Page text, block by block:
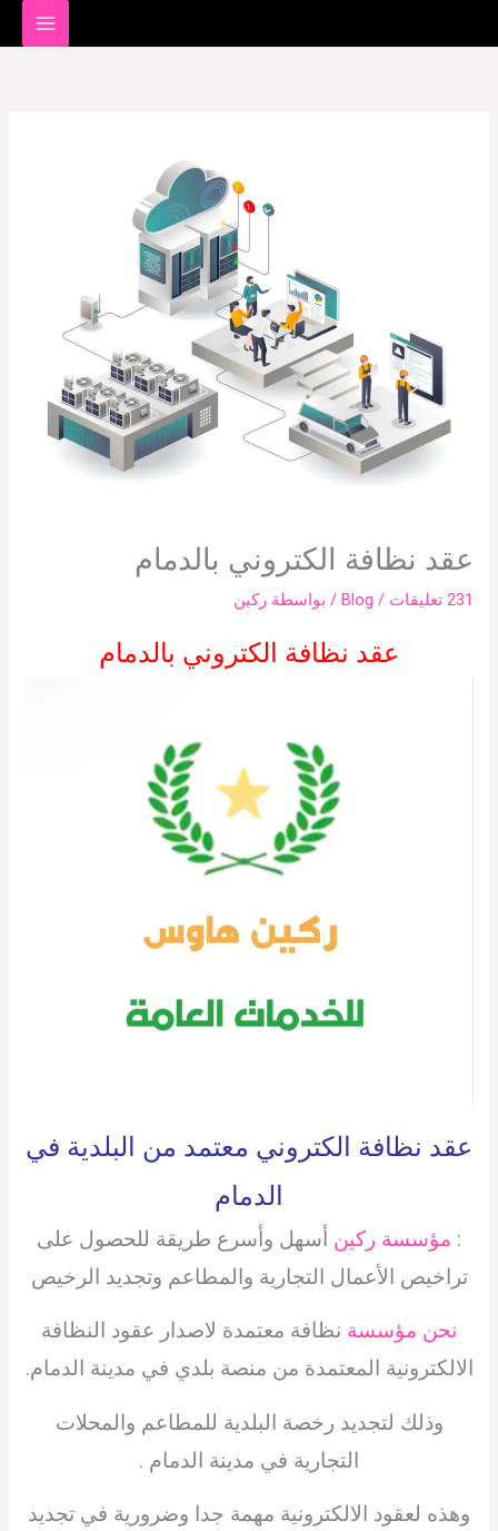
إلى
عقد نظافة الكتروني بالدمام
231 تعليقات /
Blog / بواسطة ركين
عقد نظافة الكتروني بالدمام
عقد نظافة الكتروني معتمد من البلدية في
الدمام
: مؤسسة ركين أسهل وأسرع طريقة للحصول على
تراخيص الأعمال التجارية والمطاعم وتجديد الرخيص
نحن مؤسسة نظافة معتمدة لاصدار عقود النظافة
الالكترونية المعتمدة من منصة بلدي في مدينة الدمام.
وذلك لتجديد رخصة البلدية للمطاعم والمحلات
التجارية في مدينة الدمام .
وهذه لعقود الالكترونية مهمة جدا وضرورية في تجديد